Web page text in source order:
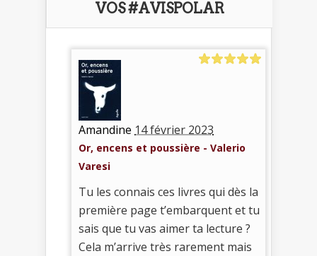
VOS #AVISPOLAR
Amandine 14 février 2023
Or, encens et poussière - Valerio
Varesi
Tu les connais ces livres qui dès la
première page t’embarquent et tu
sais que tu vas aimer ta lecture ?
Cela m’arrive très rarement mais